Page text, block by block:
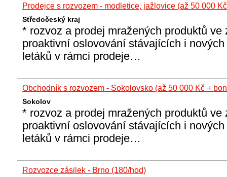
Prodejce s rozvozem - modletice, jažlovice (až 50 000
Středočeský kraj
* rozvoz a prodej mražených produktů ve
proaktivní oslovování stávajících i
letáků v rámci prodeje…
Obchodník s rozvozem - Sokolovsko (až 50 000 Kč +
Sokolov
* rozvoz a prodej mražených produktů ve
proaktivní oslovování stávajících i
letáků v rámci prodeje…
Rozvozce zásilek - Brno (180/hod)